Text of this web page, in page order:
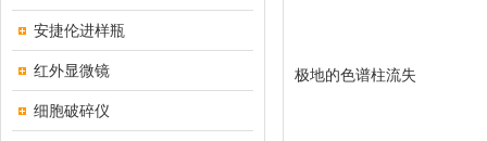
安捷伦进样瓶
红外显微镜
细胞破碎仪
极地的色谱柱流失